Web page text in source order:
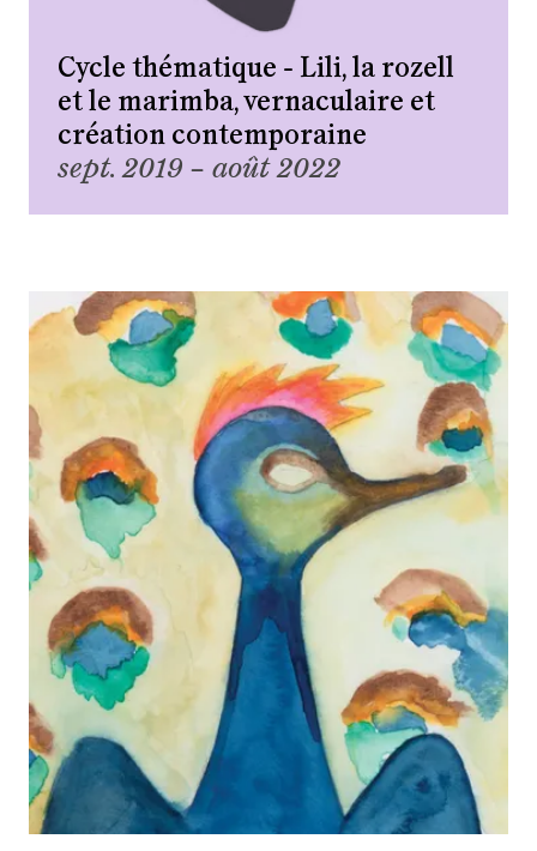
Cycle thématique - Lili, la rozell
et le marimba, vernaculaire et
création contemporaine
sept. 2019 – août 2022